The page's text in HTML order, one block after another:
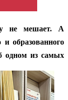
не мешает. А
и образованного
одном из самых